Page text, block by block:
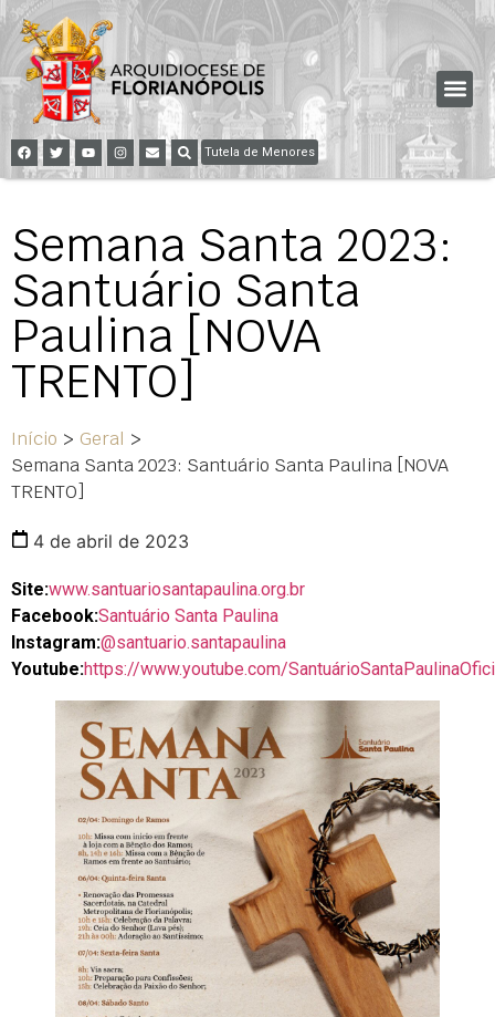
Tutela de Menores
Semana Santa 2023:
Santuário Santa
Paulina [NOVA
TRENTO]
Início > Geral >
Semana Santa 2023: Santuário Santa Paulina [NOVA
TRENTO]
4 de abril de 2023
Site:www.santuariosantapaulina.org.br
Facebook:Santuário Santa Paulina
Instagram:@santuario.santapaulina
Youtube:https://www.youtube.com/